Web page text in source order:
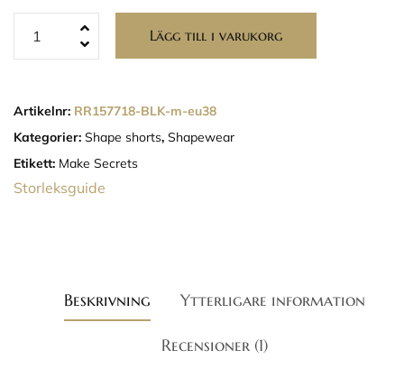
Lägg till i varukorg
Artikelnr: RR157718-BLK-m-eu38
Kategorier: Shape shorts, Shapewear
Etikett: Make Secrets
Storleksguide
Beskrivning Ytterligare information
Recensioner (1)